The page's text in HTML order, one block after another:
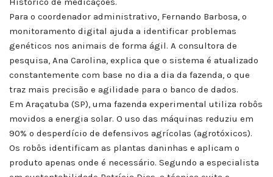
Para o coordenador administrativo, Fernando Barbosa, o
monitoramento digital ajuda a identificar problemas
genéticos nos animais de forma ágil. A consultora de
pesquisa, Ana Carolina, explica que o sistema é atualizado
constantemente com base no dia a dia da fazenda, o que
traz mais precisão e agilidade para o banco de dados.
Em Araçatuba (SP), uma fazenda experimental utiliza robôs
movidos a energia solar. O uso das máquinas reduziu em
90% o desperdício de defensivos agrícolas (agrotóxicos).
Os robôs identificam as plantas daninhas e aplicam o
produto apenas onde é necessário. Segundo a especialista